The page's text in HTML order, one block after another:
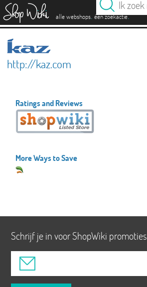
alle webshops. één zoekactie.
http://kaz.com
Ratings and Reviews
More Ways to Save
Schrijf je in voor ShopWiki promoties